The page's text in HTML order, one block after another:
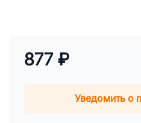
877 ₽
Уведомить о